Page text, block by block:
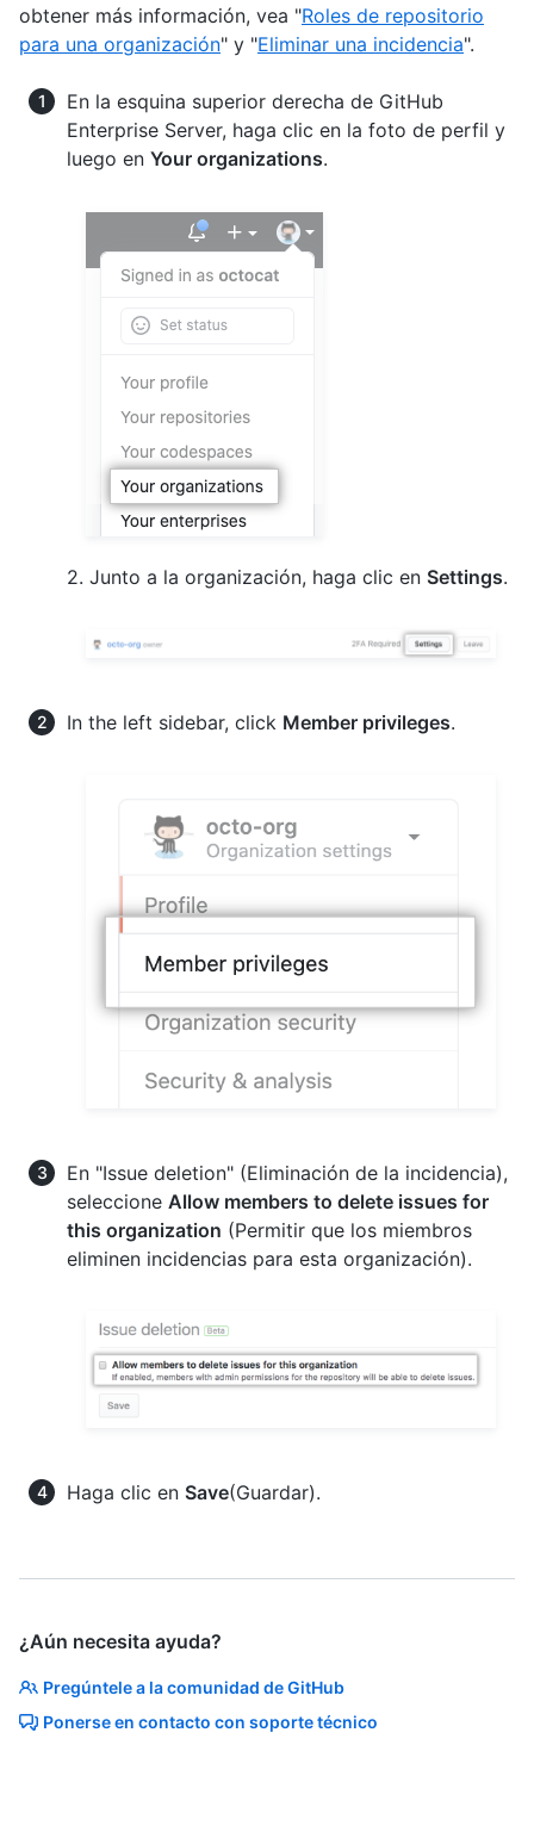
obtener más información, vea "Roles de repositorio
para una organización" y "Eliminar una incidencia".
En la esquina superior derecha de GitHub
Enterprise Server, haga clic en la foto de perfil y
luego en Your organizations.
2. Junto a la organización, haga clic en Settings.
In the left sidebar, click Member privileges.
En "Issue deletion" (Eliminación de la incidencia),
seleccione Allow members to delete issues for
this organization (Permitir que los miembros
eliminen incidencias para esta organización).
Haga clic en Save(Guardar).
¿Aún necesita ayuda?
Pregúntele a la comunidad de GitHub
Ponerse en contacto con soporte técnico